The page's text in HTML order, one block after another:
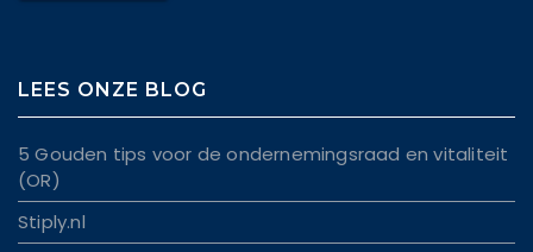
LEES ONZE BLOG
5 Gouden tips voor de ondernemingsraad en vitaliteit
(OR)
Stiply.nl